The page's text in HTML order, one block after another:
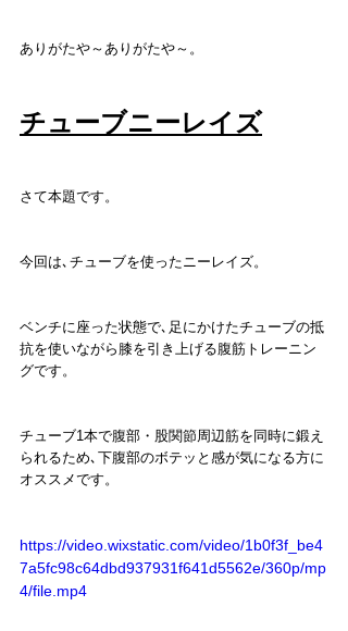
ありがたや～ありがたや～。
チューブニーレイズ
さて本題です。
今回は､チューブを使ったニーレイズ。
ベンチに座った状態で､足にかけたチューブの抵
抗を使いながら膝を引き上げる腹筋トレーニン
グです。
チューブ1本で腹部・股関節周辺筋を同時に鍛え
られるため､下腹部のボテッと感が気になる方に
オススメです。
https://video.wixstatic.com/video/1b0f3f_be4
7a5fc98c64dbd937931f641d5562e/360p/mp
4/file.mp4